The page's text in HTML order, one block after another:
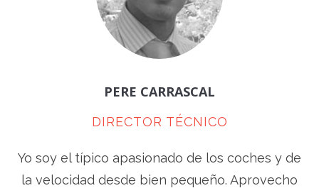
PERE CARRASCAL
DIRECTOR TÉCNICO
Yo soy el típico apasionado de los coches y de
la velocidad desde bien pequeño. Aprovecho